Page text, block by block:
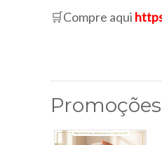
🛒Compre aqui